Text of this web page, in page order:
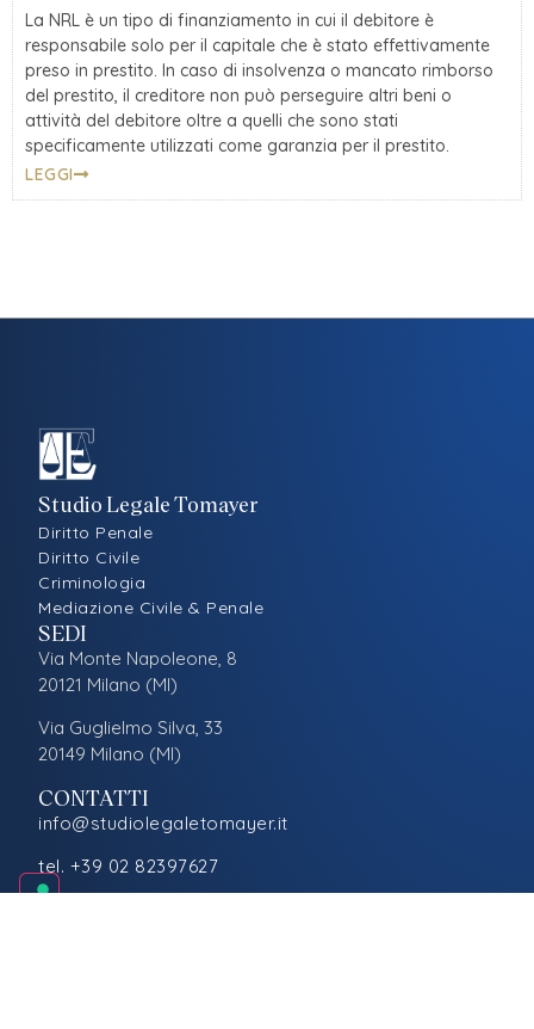
La NRL è un tipo di finanziamento in cui il debitore è
responsabile solo per il capitale che è stato effettivamente
preso in prestito. In caso di insolvenza o mancato rimborso
del prestito, il creditore non può perseguire altri beni o
attività del debitore oltre a quelli che sono stati
specificamente utilizzati come garanzia per il prestito.
LEGGI
Studio Legale Tomayer
Diritto Penale
Diritto Civile
Criminologia
Mediazione Civile & Penale
SEDI
Via Monte Napoleone, 8
20121 Milano (MI)
Via Guglielmo Silva, 33
20149 Milano (MI)
CONTATTI
info@studiolegaletomayer.it
tel. +39 02 82397627